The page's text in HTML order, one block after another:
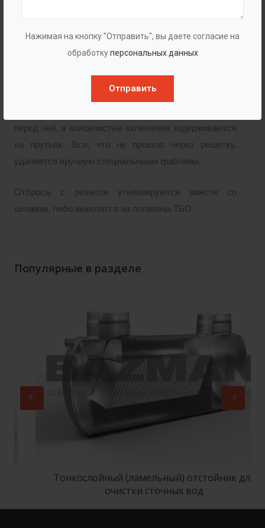
Нажимая на кнопку "Отправить", вы даете согласие на
обработкуперсональных данных
Отправить
В верхней части располагается лоток для сбора и
осушения отбросов. Все элементы решетки
Вода самотеком движется по каналу и проходит
перед ней, а волокнистые включения задерживаются
на прутьях. Все, что не прошло через решетку,
удаляется вручную специальными граблями.
Отбросы с решеток утилизируются вместе со
шламом, либо вывозятся на полигоны ТБО.
Популярные в разделе
Тонкослойный (ламельный) отстойник для
очистки сточных вод